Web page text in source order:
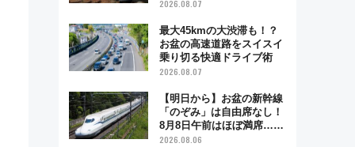
ベント「スワローおひさ
2026.08.07
最大45kmの大渋滞も！？
お盆の高速道路をスイスイ
乗り切る快適ドライブ術
2026.08.07
【明日から】お盆の新幹線
「のぞみ」は自由席なし！
8月8日午前はほぼ満席…で
も数時間ズラせば空きが見
2026.08.06